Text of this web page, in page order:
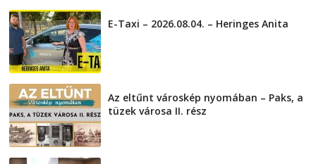
E-Taxi – 2026.08.04. – Heringes Anita
Az eltűnt városkép nyomában – Paks, a
tüzek városa II. rész